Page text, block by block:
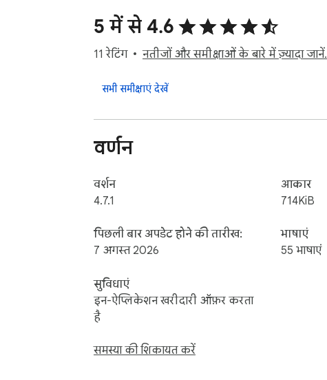
5 में से 4.6
11 रेटिंग नतीजों और समीक्षाओं के बारे में ज़्यादा जानें.
सभी समीक्षाएं देखें
वर्णन
वर्शन
4.7.1
पिछली बार अपडेट होने की तारीख:
7 अगस्त 2026
सुविधाएं
इन-ऐप्लिकेशन खरीदारी ऑफ़र करता
है
समस्या की शिकायत करें
आकार
714KiB
भाषाएं
55 भाषाएं